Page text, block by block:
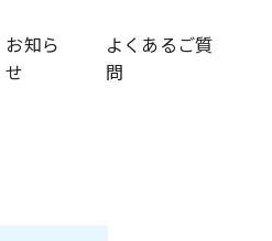
お知ら
せ
よくあるご質
問